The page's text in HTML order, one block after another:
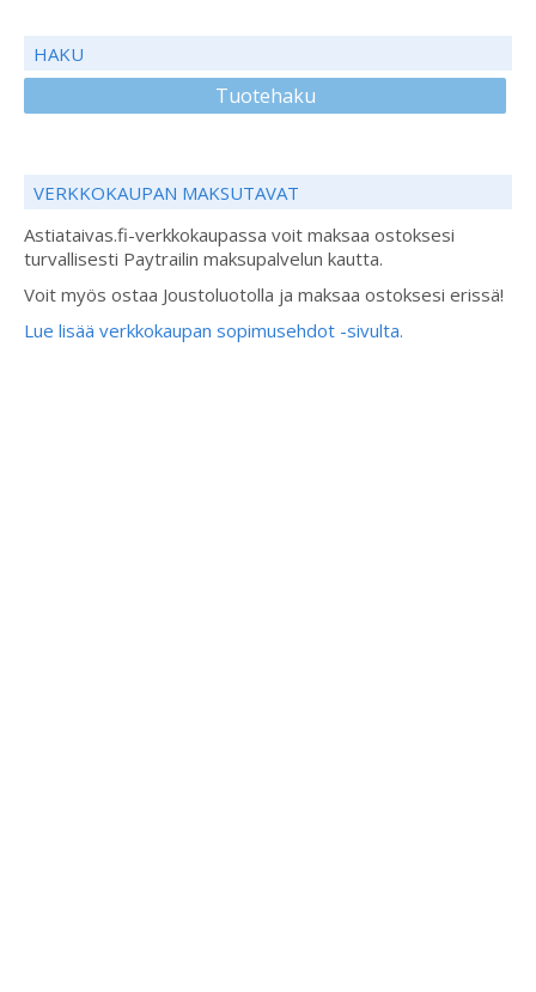
HAKU
Tuotehaku
VERKKOKAUPAN MAKSUTAVAT
Astiataivas.fi-verkkokaupassa voit maksaa ostoksesi
turvallisesti Paytrailin maksupalvelun kautta.
Voit myös ostaa Joustoluotolla ja maksaa ostoksesi erissä!
Lue lisää verkkokaupan sopimusehdot -sivulta.